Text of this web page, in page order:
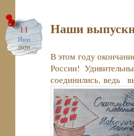
11
Июн
2020
Наши
В этом году
России!
соединились, ведь